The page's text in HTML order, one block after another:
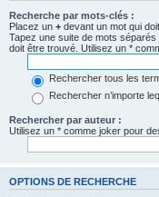
Recherche par mots-clés :
Placez un + devant un mot qui
Tapez une suite de mots séparés
doit être trouvé. Utilisez un *
Rechercher tous les
Rechercher n’importe
Rechercher par auteur :
Utilisez un * comme joker pour
OPTIONS DE RECHERCHE